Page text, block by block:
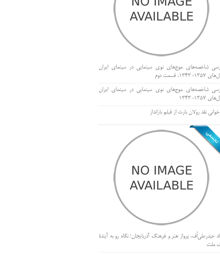
شاخصه‌های موج‌های نوی سینمایی در سینمای ایران
1343، قسمت دوم
شاخصه‌های موج‌های نوی سینمایی در سینمای ایران
1357-1343
نقد رولان بارت از فیلم بارانداز
حیدرعلی‌اُف، پرواز هنر و فرهنگ آذربایجان؛ نگاه رو به آیندۀ
ملت